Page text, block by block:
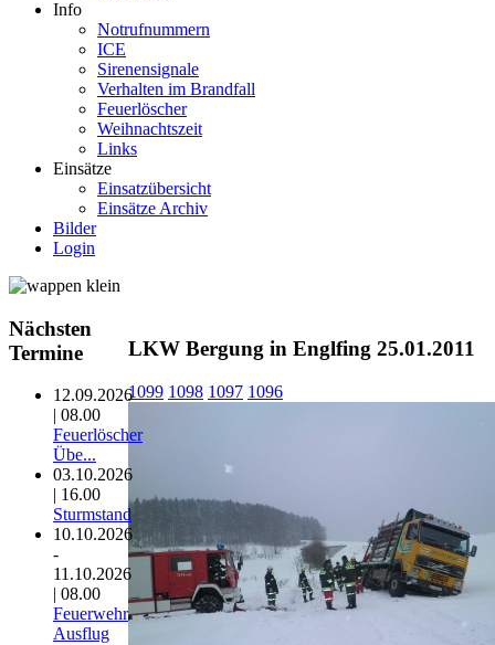
Info
Notrufnummern
ICE
Sirenensignale
Verhalten im Brandfall
Feuerlöscher
Weihnachtszeit
Links
Einsätze
Einsatzübersicht
Einsätze Archiv
Bilder
Login
LKW Bergung in Englfing 25.01.2011
1099 1098 1097 1096
Nächsten
Termine
12.09.2026
| 08.00
Feuerlöscher
Übe...
03.10.2026
| 16.00
Sturmstand
10.10.2026
-
11.10.2026
| 08.00
Feuerwehr
Ausflug